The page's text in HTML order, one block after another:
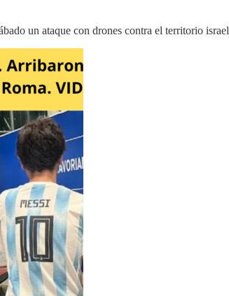
un ataque con drones contra el territorio